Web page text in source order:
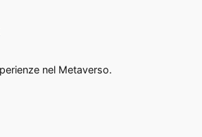
nel Metaverso.